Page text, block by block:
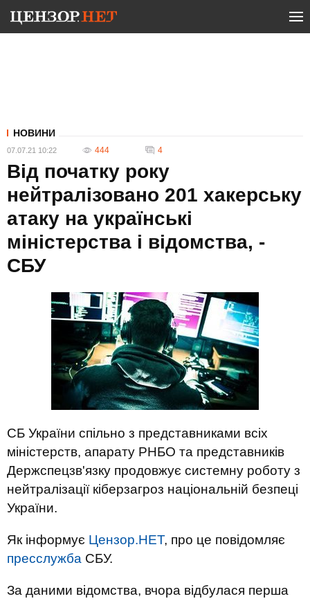
НОВИНИ
07.07.21 10:22 444 4
Від початку року
нейтралізовано 201 хакерську
атаку на українські
міністерства і відомства, -
СБУ
СБ України спільно з представниками всіх
міністерств, апарату РНБО та представників
Держспецзв'язку продовжує системну роботу з
нейтралізації кіберзагроз національній безпеці
України.
Як інформує Цензор.НЕТ, про це повідомляє
пресслужба СБУ.
За даними відомства, вчора відбулася перша